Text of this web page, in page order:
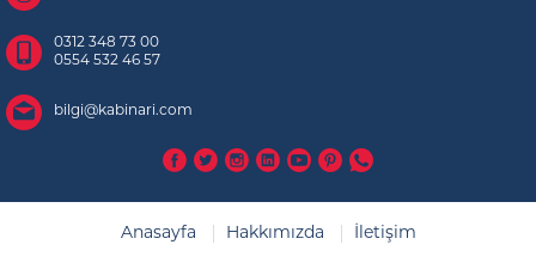
0312 348 73 00
0554 532 46 57
bilgi@kabinari.com
Anasayfa Hakkımızda İletişim